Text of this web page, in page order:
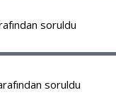
soruldu
soruldu